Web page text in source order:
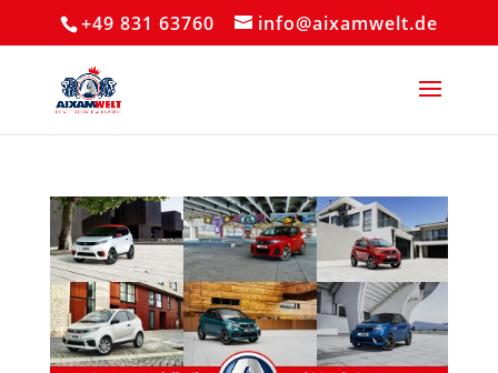
+49 831 63760 info@aixamwelt.de